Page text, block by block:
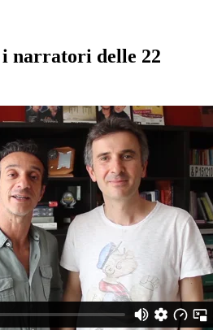
narratori delle 22